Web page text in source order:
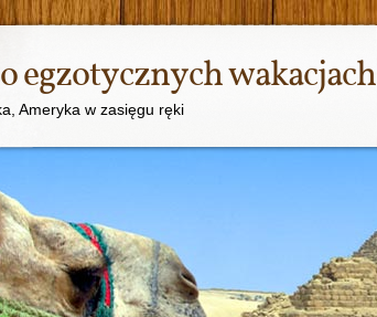
egzotycznych wakacjach
Ameryka w zasięgu ręki